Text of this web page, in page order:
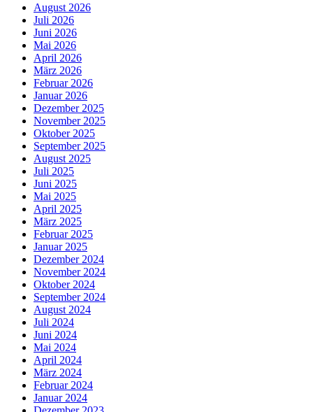
August 2026
Juli 2026
Juni 2026
Mai 2026
April 2026
März 2026
Februar 2026
Januar 2026
Dezember 2025
November 2025
Oktober 2025
September 2025
August 2025
Juli 2025
Juni 2025
Mai 2025
April 2025
März 2025
Februar 2025
Januar 2025
Dezember 2024
November 2024
Oktober 2024
September 2024
August 2024
Juli 2024
Juni 2024
Mai 2024
April 2024
März 2024
Februar 2024
Januar 2024